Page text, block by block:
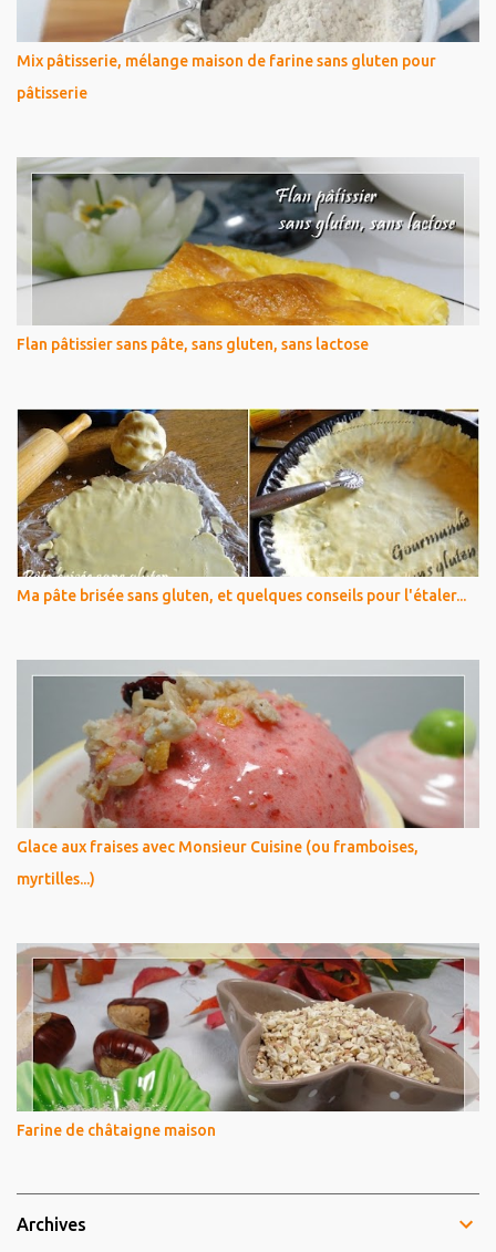
Mix pâtisserie, mélange maison de farine sans gluten pour
pâtisserie
Flan pâtissier sans pâte, sans gluten, sans lactose
Ma pâte brisée sans gluten, et quelques conseils pour l'étaler...
Glace aux fraises avec Monsieur Cuisine (ou framboises,
myrtilles...)
Farine de châtaigne maison
Archives